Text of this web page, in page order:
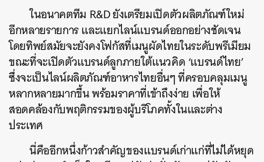
ในอนาคตทีม R&D ยังเตรียมเปิดตัวผลิตภัณฑ์ใหม่
อีกหลายรายการ และแยกไลน์แบรนด์ออกอย่างชัดเจน
โดยทิพย์สมัยจะยังคงโฟกัสที่เมนูผัดไทยในระดับพรีเมียม
ขณะที่จะเปิดตัวแบรนด์ลูกภายใต้แนวคิด ‘แบรนด์ไทย’
ซึ่งจะเป็นไลน์ผลิตภัณฑ์อาหารไทยอื่นๆ ที่ครอบคลุมเมนู
หลากหลายมากขึ้น พร้อมราคาที่เข้าถึงง่าย เพื่อให้
สอดคล้องกับพฤติกรรมของผู้บริโภคทั้งในและต่าง
ประเทศ
นี่คืออีกหนึ่งก้าวสำคัญของแบรนด์เก่าแก่ที่ไม่ได้หยุด